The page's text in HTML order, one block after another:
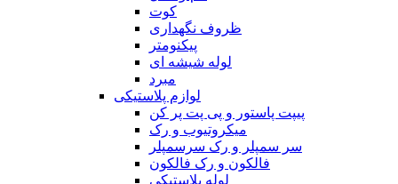
کوت
ظروف نگهداری
پیکنومتر
لوله شیشه ای
مبرد
لوازم پلاستیکی
پیپت پاستور و پی پت پر کن
میکروتیوب و رک
سر سمپلر و رک سرسمپلر
فالکون و رک فالکون
لوله پلاستیکی